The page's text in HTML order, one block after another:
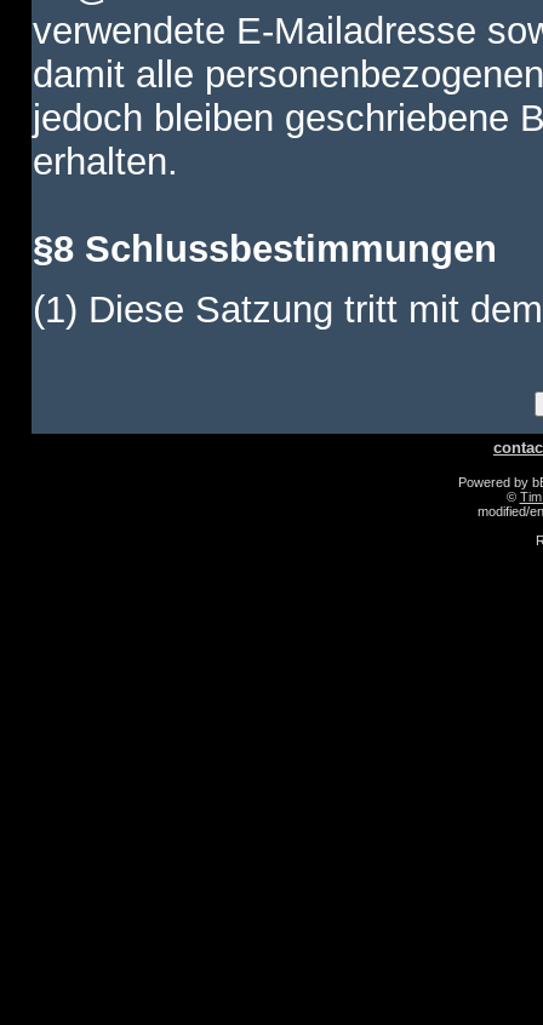
verwendete E-Mailadresse
damit alle
jedoch bleiben geschriebene
erhalten.
§8 Schlussbestimmungen
(1) Diese Satzung tritt mit
Powered by
©
modified/